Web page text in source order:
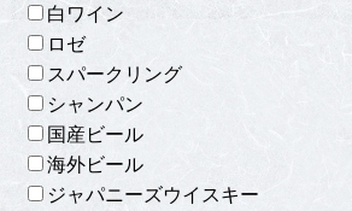
白ワイン
ロゼ
スパークリング
シャンパン
国産ビール
海外ビール
ジャパニーズウイスキー